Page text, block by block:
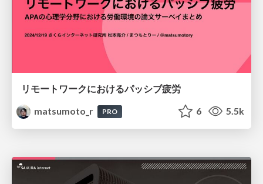
リモートワークにおけるパッシブ疲労
matsumoto_r
PRO 6 5.5k